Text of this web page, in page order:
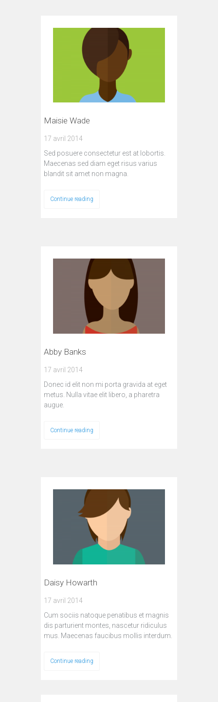
Maisie Wade
17 avril 2014
Sed posuere consectetur est at lobortis.
Maecenas sed diam eget risus varius
blandit sit amet non magna.
Continue reading
Abby Banks
17 avril 2014
Donec id elit non mi porta gravida at eget
metus. Nulla vitae elit libero, a pharetra
augue.
Continue reading
Daisy Howarth
17 avril 2014
Cum sociis natoque penatibus et magnis
dis parturient montes, nascetur ridiculus
mus. Maecenas faucibus mollis interdum.
Continue reading